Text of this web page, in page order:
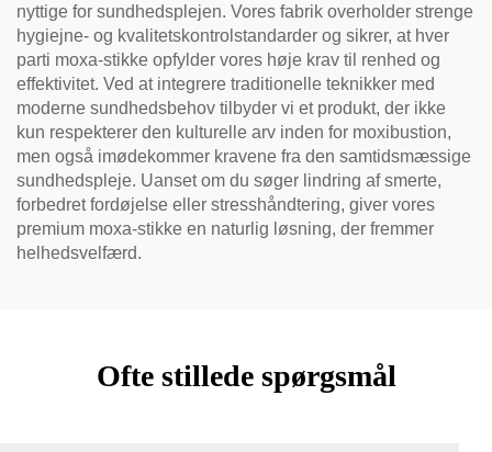
nyttige for sundhedsplejen. Vores fabrik overholder strenge
hygiejne- og kvalitetskontrolstandarder og sikrer, at hver
parti moxa-stikke opfylder vores høje krav til renhed og
effektivitet. Ved at integrere traditionelle teknikker med
moderne sundhedsbehov tilbyder vi et produkt, der ikke
kun respekterer den kulturelle arv inden for moxibustion,
men også imødekommer kravene fra den samtidsmæssige
sundhedspleje. Uanset om du søger lindring af smerte,
forbedret fordøjelse eller stresshåndtering, giver vores
premium moxa-stikke en naturlig løsning, der fremmer
helhedsvelfærd.
Ofte stillede spørgsmål